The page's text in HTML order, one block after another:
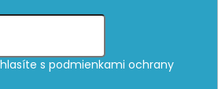
s podmienkami ochrany